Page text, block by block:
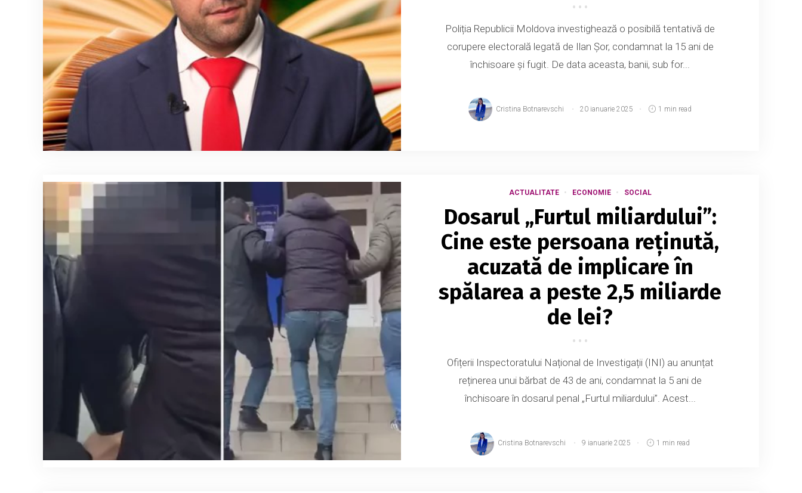
Poliția Republicii Moldova investighează o posibilă tentativă de
corupere electorală legată de Ilan Șor, condamnat la 15 ani de
închisoare și fugit. De data aceasta, banii, sub for...
Cristina Botnarevschi 20 ianuarie 2025 1 min read
ACTUALITATE ECONOMIE SOCIAL
Dosarul „Furtul miliardului”:
Cine este persoana reținută,
acuzată de implicare în
spălarea a peste 2,5 miliarde
de lei?
Ofițerii Inspectoratului Național de Investigații (INI) au anunțat
reținerea unui bărbat de 43 de ani, condamnat la 5 ani de
închisoare în dosarul penal „Furtul miliardului”. Acest...
Cristina Botnarevschi 9 ianuarie 2025 1 min read